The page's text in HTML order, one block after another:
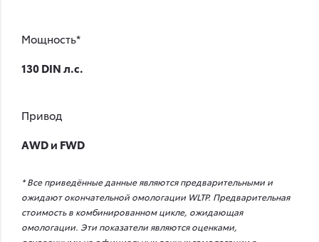
Мощность*
130 DIN л.с.
Привод
AWD и FWD
* Все приведённые данные являются предварительными и
ожидают окончательной омологации WLTP. Предварительная
стоимость в комбинированном цикле, ожидающая
омологации. Эти показатели являются оценками,